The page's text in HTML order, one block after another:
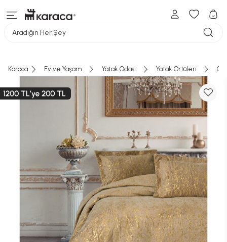
Aradığın Her Şey
Karaca Ev ve Yaşam Yatak Odası Yatak Örtüleri